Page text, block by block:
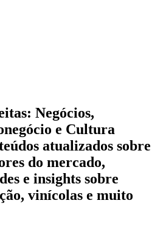
Negócios,
e Cultura
atualizados sobre
do mercado,
e insights sobre
vinícolas e muito